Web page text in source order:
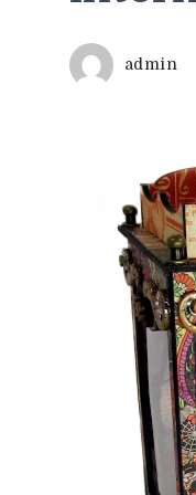
admin